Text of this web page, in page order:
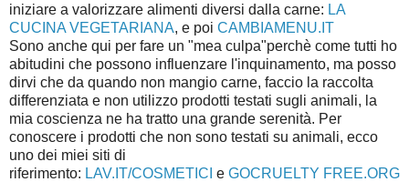
iniziare a valorizzare alimenti diversi dalla carne: LA
CUCINA VEGETARIANA, e poi CAMBIAMENU.IT
Sono anche qui per fare un "mea culpa"perchè come tutti ho
abitudini che possono influenzare l'inquinamento, ma posso
dirvi che da quando non mangio carne, faccio la raccolta
differenziata e non utilizzo prodotti testati sugli animali, la
mia coscienza ne ha tratto una grande serenità. Per
conoscere i prodotti che non sono testati su animali, ecco
uno dei miei siti di
riferimento: LAV.IT/COSMETICI e GOCRUELTY FREE.ORG